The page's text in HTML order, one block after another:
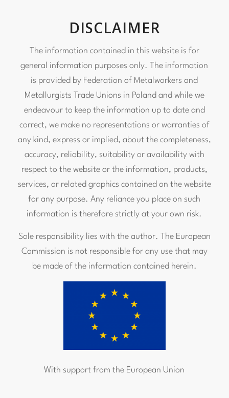
DISCLAIMER
The information contained in this website is for
general information purposes only. The information
is provided by Federation of Metalworkers and
Metallurgists Trade Unions in Poland and while we
endeavour to keep the information up to date and
correct, we make no representations or warranties of
any kind, express or implied, about the completeness,
accuracy, reliability, suitability or availability with
respect to the website or the information, products,
services, or related graphics contained on the website
for any purpose. Any reliance you place on such
information is therefore strictly at your own risk.
Sole responsibility lies with the author. The European
Commission is not responsible for any use that may
be made of the information contained herein.
With support from the European Union